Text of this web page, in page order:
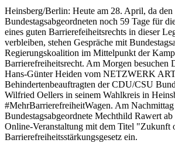
Heinsberg/Berlin: Heute am 28. April, da den
Bundestagsabgeordneten noch 59 Tage für
eines guten Barrierefeiheitsrechts in dieser
verbleiben, stehen Gespräche mit
Regierungskoalition im Mittelpunkt der
Barrierefreiheitsrecht. Am Morgen besuchen
Hans-Günter Heiden vom NETZWERK
Behindertenbeauftragten der CDU/CSU
Wilfried Oellers in seinem Wahlkreis in
#MehrBarrierefreiheitWagen. Am
Bundestagsabgeordnete Mechthild Rawert
Online-Veranstaltung mit dem Titel "Zukunft
Barrierefreiheitsstärkungsgesetz ein.